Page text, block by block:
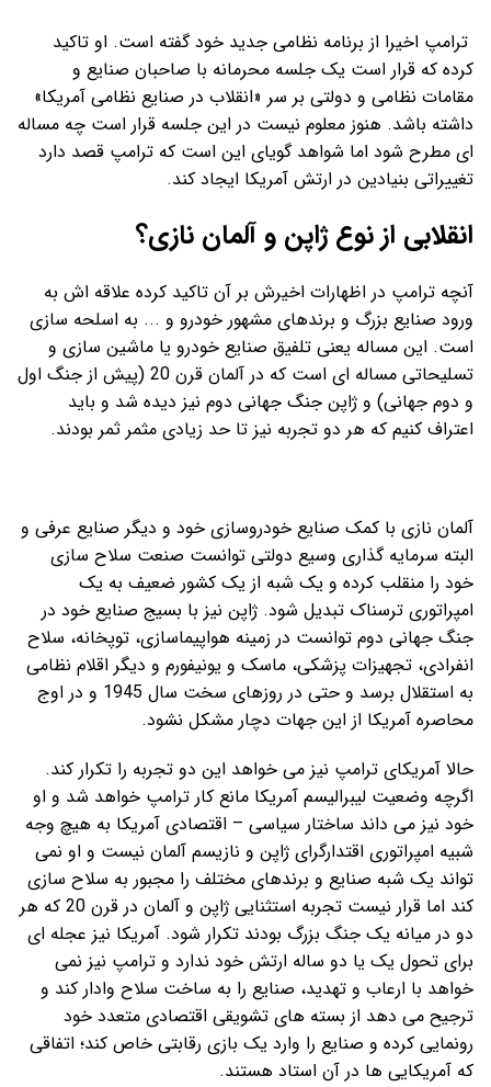
ترامپ اخیرا از برنامه نظامی جدید خود گفته است. او تاکید
کرده که قرار است یک جلسه محرمانه با صاحبان صنایع و
مقامات نظامی و دولتی بر سر «انقلاب در صنایع نظامی آمریکا»
داشته باشد. هنوز معلوم نیست در این جلسه قرار است چه مساله
ای مطرح شود اما شواهد گویای این است که ترامپ قصد دارد
تغییراتی بنیادین در ارتش آمریکا ایجاد کند.
انقلابی از نوع ژاپن و آلمان نازی؟
آنچه ترامپ در اظهارات اخیرش بر آن تاکید کرده علاقه اش به
ورود صنایع بزرگ و برندهای مشهور خودرو و ... به اسلحه سازی
است. این مساله یعنی تلفیق صنایع خودرو یا ماشین سازی و
تسلیحاتی مساله ای است که در آلمان قرن 20 (پیش از جنگ اول
و دوم جهانی) و ژاپن جنگ جهانی دوم نیز دیده شد و باید
اعتراف کنیم که هر دو تجربه نیز تا حد زیادی مثمر ثمر بودند.
آلمان نازی با کمک صنایع خودروسازی خود و دیگر صنایع عرفی و
البته سرمایه گذاری وسیع دولتی توانست صنعت سلاح سازی
خود را منقلب کرده و یک شبه از یک کشور ضعیف به یک
امپراتوری ترسناک تبدیل شود. ژاپن نیز با بسیج صنایع خود در
جنگ جهانی دوم توانست در زمینه هواپیماسازی، توپخانه، سلاح
انفرادی، تجهیزات پزشکی، ماسک و یونیفورم و دیگر اقلام نظامی
به استقلال برسد و حتی در روزهای سخت سال 1945 و در اوج
محاصره آمریکا از این جهات دچار مشکل نشود.
حالا آمریکای ترامپ نیز می خواهد این دو تجربه را تکرار کند.
اگرچه وضعیت لیبرالیسم آمریکا مانع کار ترامپ خواهد شد و او
خود نیز می داند ساختار سیاسی – اقتصادی آمریکا به هیچ وجه
شبیه امپراتوری اقتدارگرای ژاپن و نازیسم آلمان نیست و او نمی
تواند یک شبه صنایع و برندهای مختلف را مجبور به سلاح سازی
کند اما قرار نیست تجربه استثنایی ژاپن و آلمان در قرن 20 که هر
دو در میانه یک جنگ بزرگ بودند تکرار شود. آمریکا نیز عجله ای
برای تحول یک یا دو ساله ارتش خود ندارد و ترامپ نیز نمی
خواهد با ارعاب و تهدید، صنایع را به ساخت سلاح وادار کند و
ترجیح می دهد از بسته های تشویقی اقتصادی متعدد خود
رونمایی کرده و صنایع را وارد یک بازی رقابتی خاص کند؛ اتفاقی
که آمریکایی ها در آن استاد هستند.